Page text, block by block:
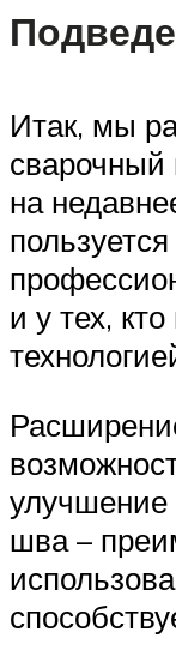
Итак, мы
на
и у тех,
улучшение
шва –